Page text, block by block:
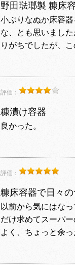
野田琺瑯製 糠床
小ぶりなぬか床容
な、とも思いまし
りがちでしたが、
評価：
糠漬け容器
良かった。
評価：
糠床容器で日々
以前から気にはな
だけ求めてスーパ
よく、ちょっと余